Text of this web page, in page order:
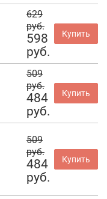
629
руб.
598
руб.
Купить
509
руб.
484
руб.
Купить
509
руб.
484
руб.
Купить